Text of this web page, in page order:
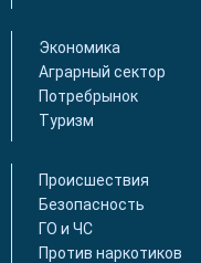
Экономика
Аграрный сектор
Потребрынок
Туризм
Происшествия
Безопасность
ГО и ЧС
Против наркотиков